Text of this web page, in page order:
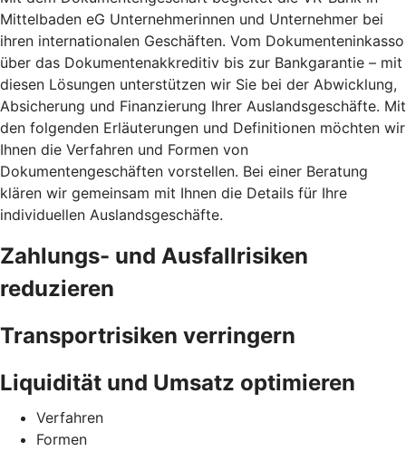
Mittelbaden eG Unternehmerinnen und Unternehmer bei
ihren internationalen Geschäften. Vom Dokumenteninkasso
über das Dokumentenakkreditiv bis zur Bankgarantie – mit
diesen Lösungen unterstützen wir Sie bei der Abwicklung,
Absicherung und Finanzierung Ihrer Auslandsgeschäfte. Mit
den folgenden Erläuterungen und Definitionen möchten wir
Ihnen die Verfahren und Formen von
Dokumentengeschäften vorstellen. Bei einer Beratung
klären wir gemeinsam mit Ihnen die Details für Ihre
individuellen Auslandsgeschäfte.
Zahlungs- und Ausfallrisiken
reduzieren
Transportrisiken verringern
Liquidität und Umsatz optimieren
Verfahren
Formen